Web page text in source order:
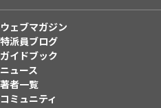
ウェブマガジン
特派員ブログ
ガイドブック
ニュース
著者一覧
コミュニティ